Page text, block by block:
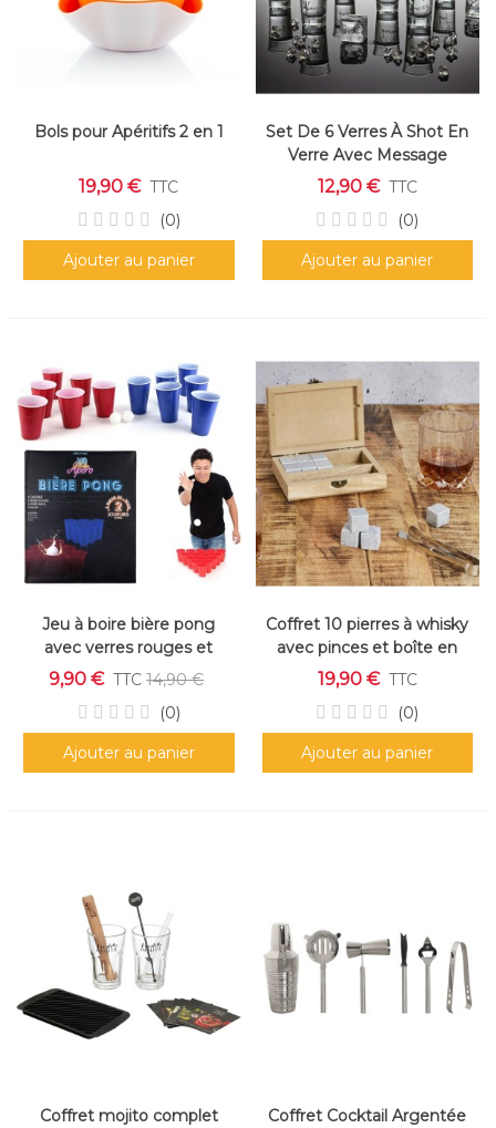
Bols pour Apéritifs 2 en 1
19,90 € TTC
(0)
Ajouter au panier
Set De 6 Verres À Shot En
Verre Avec Message
"conjugaison Du Verbe
Boire" (45 Ml)
12,90 € TTC
(0)
Ajouter au panier
Jeu à boire bière pong
avec verres rouges et
bleus, format compact
9,90 € TTC 14,90 €
(0)
Ajouter au panier
Coffret 10 pierres à whisky
avec pinces et boîte en
bois
19,90 € TTC
(0)
Ajouter au panier
Coffret mojito complet
Coffret Cocktail Argentée